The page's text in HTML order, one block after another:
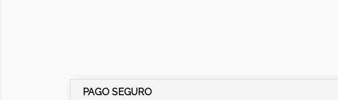
PAGO SEGURO